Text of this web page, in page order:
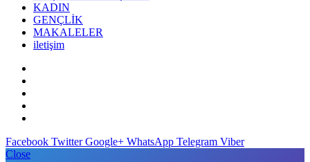
KADIN
GENÇLİK
MAKALELER
iletişim
Facebook Twitter Google+ WhatsApp Telegram Viber
Close